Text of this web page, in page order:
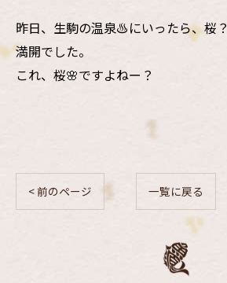
昨日、生駒の温泉♨️にいったら、桜？
満開でした。
これ、桜🌸ですよねー？
< 前のページ 一覧に戻る